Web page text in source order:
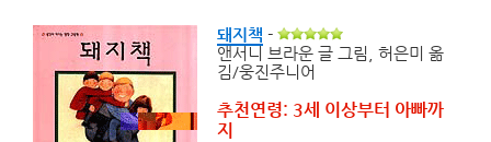
돼지책 -
앤서니 브라운 글 그림, 허은미 옮
김/웅진주니어
추천연령: 3세 이상부터 아빠까
지